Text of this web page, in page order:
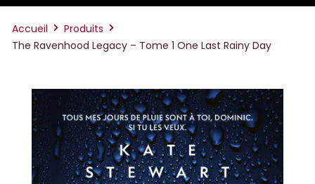
Accueil
Produits
The Ravenhood Legacy – Tome 1 One Last Rainy Day